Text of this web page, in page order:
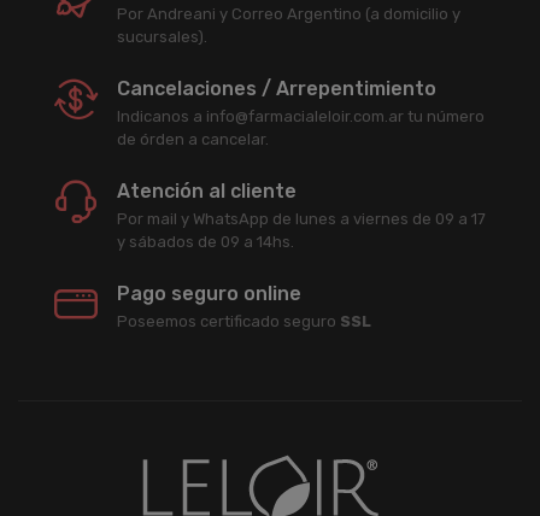
Por Andreani y Correo Argentino (a domicilio y
sucursales).
Cancelaciones / Arrepentimiento
Indicanos a info@farmacialeloir.com.ar tu número
de órden a cancelar.
Atención al cliente
Por mail y WhatsApp de lunes a viernes de 09 a 17
y sábados de 09 a 14hs.
Pago seguro online
Poseemos certificado seguro SSL